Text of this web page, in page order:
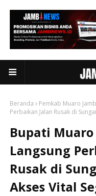
Beranda Pemkab Muaro
Perbaikan Jalan Rusak di
Bupati
Langsung
Rusak di
Akses Vital